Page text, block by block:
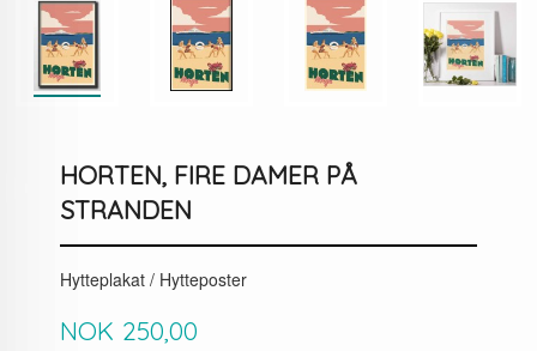
HORTEN, FIRE DAMER PÅ
STRANDEN
Hytteplakat / Hytteposter
Pris
NOK 250,00